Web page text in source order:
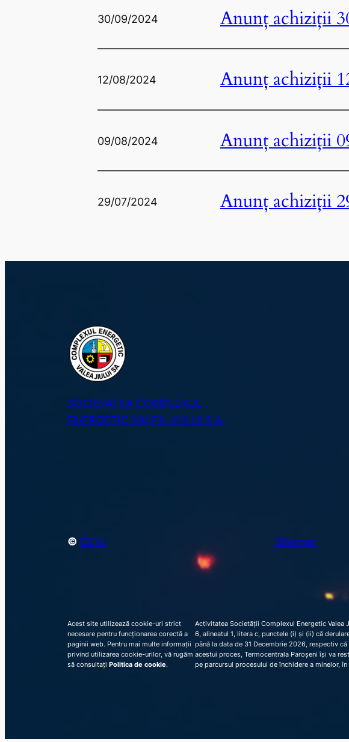
30/09/2024 Anunț achiziții
12/08/2024 Anunț achiziții
09/08/2024 Anunț achiziții
29/07/2024 Anunț achiziții
SOCIETATEA COMPLEXUL
ENERGETIC VALEA JIULUI S.A.
© CEVJ Sitemap
Acest site utilizează cookie-uri strict
necesare pentru funcționarea corectă a
paginii web. Pentru mai multe informații
privind utilizarea cookie-urilor, vă rugăm
să consultați Politica de cookie.
Activitatea Societății Complexul Energetic
6, alineatul 1, litera c, punctele (i) și (ii) că
până la data de 31 Decembrie 2026, respectiv
acestui proces, Termocentrala Paroșeni își va
pe parcursul procesului de închidere a minelor,